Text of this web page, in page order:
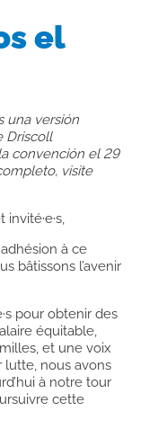
el
una versión
Driscoll
convención el 29
visite
à ce
bâtissons l’avenir
pour obtenir des
équitable,
et une voix
lutte, nous avons
à notre tour
cette